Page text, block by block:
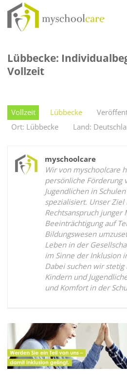
Zum
Inhalt
springen
Lübbecke:
Vollzeit
Vollzeit Lübbecke
Ort: Lübbecke
Land:
myschoolcare
Wir von myschoolcare
persönliche Förderung
Jugendlichen in
spezialisiert. Unser Ziel
Rechtsanspruch junger
Beeinträchtigung auf
Bildungswesen
Leben in der
im Sinne der Inklusion
Dabei suchen wir
Kindern und
und Komfort in der